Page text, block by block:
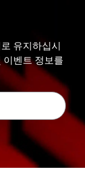
유지하십시
이벤트 정보를